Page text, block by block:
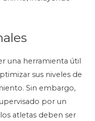
una herramienta útil
sus niveles de
Sin embargo,
por un
atletas deben ser